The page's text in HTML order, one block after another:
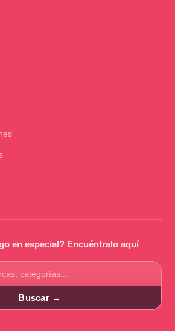
en especial? Encuéntralo aquí
Buscar →